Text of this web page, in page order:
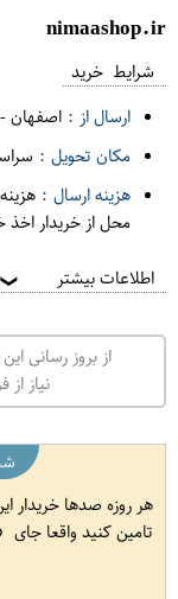
nimaashop.ir
شرایط خرید
ارسال از : اصفهان-
مکان تحویل :
هزینه ارسال :
محل از خریدار
اطلاعات بیشتر ❯
از بروز رسانی
نیاز
هر روزه صدها خریدار
تامین کنید واقعا جای